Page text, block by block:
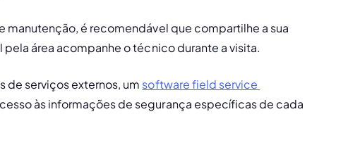
manutenção, é recomendável que compartilhe a sua
área acompanhe o técnico durante a visita.
de serviços externos, um software field service
às informações de segurança específicas de cada